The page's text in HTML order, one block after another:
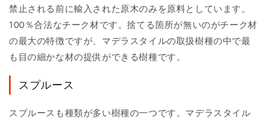
禁止される前に輸入された原木のみを原料としています。
100％合法なチーク材です。捨てる箇所が無いのがチーク材
の最大の特徴ですが、マデラスタイルの取扱樹種の中で最
も目の細かな材の提供ができる樹種です。
スプルース
スプルースも種類が多い樹種の一つです。マデラスタイル